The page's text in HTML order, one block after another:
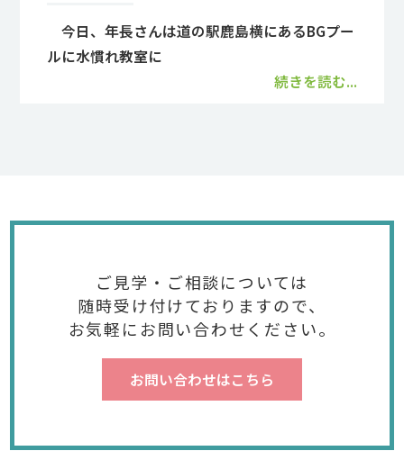
今日、年長さんは道の駅鹿島横にあるBGプー
ルに水慣れ教室に
続きを読む...
ご見学・ご相談については
随時受け付けておりますので、
お気軽にお問い合わせください。
お問い合わせはこちら